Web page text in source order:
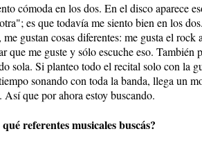
cómoda en los dos. En el disco aparece
es que todavía me siento bien en los
me gustan cosas diferentes: me gusta el
que me guste y sólo escuche eso.
sola. Si planteo todo el recital solo con la
sonando con toda la banda, llega un
Así que por ahora estoy buscando.
referentes musicales buscás?